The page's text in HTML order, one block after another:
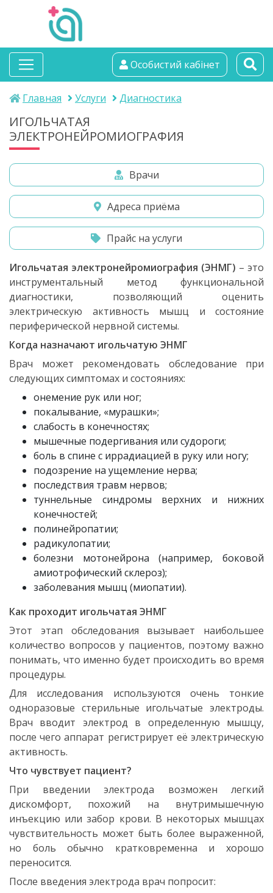
альтамедика
медичний центр
Особистий кабінет
Главная Услуги Диагностика
ИГОЛЬЧАТАЯ
ЭЛЕКТРОНЕЙРОМИОГРАФИЯ
Врачи
Адреса приёма
Прайс на услуги
Игольчатая электронейромиография (ЭНМГ) – это
инструментальный метод функциональной
диагностики, позволяющий оценить
электрическую активность мышц и состояние
периферической нервной системы.
Когда назначают игольчатую ЭНМГ
Врач может рекомендовать обследование при
следующих симптомах и состояниях:
онемение рук или ног;
покалывание, «мурашки»;
слабость в конечностях;
мышечные подергивания или судороги;
боль в спине с иррадиацией в руку или ногу;
подозрение на ущемление нерва;
последствия травм нервов;
туннельные синдромы верхних и нижних
конечностей;
полинейропатии;
радикулопатии;
болезни мотонейрона (например, боковой
амиотрофический склероз);
заболевания мышц (миопатии).
Как проходит игольчатая ЭНМГ
Этот этап обследования вызывает наибольшее
количество вопросов у пациентов, поэтому важно
понимать, что именно будет происходить во время
процедуры.
Для исследования используются очень тонкие
одноразовые стерильные игольчатые электроды.
Врач вводит электрод в определенную мышцу,
после чего аппарат регистрирует её электрическую
активность.
Что чувствует пациент?
При введении электрода возможен легкий
дискомфорт, похожий на внутримышечную
инъекцию или забор крови. В некоторых мышцах
чувствительность может быть более выраженной,
но боль обычно кратковременна и хорошо
переносится.
После введения электрода врач попросит: